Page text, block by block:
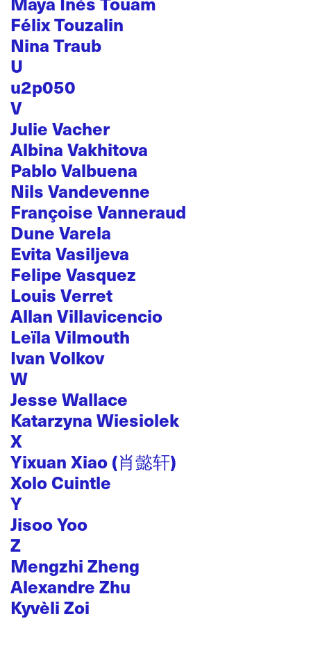
Félix Touzalin
Nina Traub
U
u2p050
V
Julie Vacher
Albina Vakhitova
Pablo Valbuena
Nils Vandevenne
Françoise Vanneraud
Dune Varela
Evita Vasiljeva
Felipe Vasquez
Louis Verret
Allan Villavicencio
Leïla Vilmouth
Ivan Volkov
W
Jesse Wallace
Katarzyna Wiesiolek
X
Yixuan Xiao (肖懿轩)
Xolo Cuintle
Y
Jisoo Yoo
Z
Mengzhi Zheng
Alexandre Zhu
Kyvèli Zoi